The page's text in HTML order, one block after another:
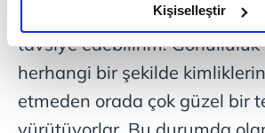
olduğunu ve sizlere en iyi içerikleri
elimizden gelen çabayı gösterdiğimizi
reklamların maliyetlerimizi karşılamak
kalemimiz olduğunu sizlere hatırlatmak
Her halükârda, kullanıcılar, bu
Kişiselleştir
seslenen Çiftçi, "Yeşilaylardaki
tavsiye edebilirim. Gönüllülük
herhangi bir şekilde
etmeden orada çok güzel bir